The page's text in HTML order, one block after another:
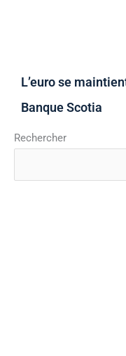
L’euro se
Banque Scotia
Rechercher